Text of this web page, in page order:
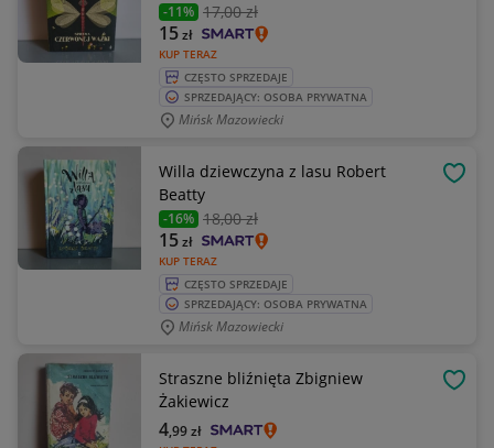
-11% 17,00 zł
KUP TERAZ
15zł
CZĘSTO SPRZEDAJE
SPRZEDAJĄCY: OSOBA PRYWATNA
Mińsk Mazowiecki
Willa dziewczyna z lasu Robert
Beatty
-16% 18,00 zł
KUP TERAZ
15zł
CZĘSTO SPRZEDAJE
SPRZEDAJĄCY: OSOBA PRYWATNA
Mińsk Mazowiecki
Straszne bliźnięta Zbigniew
Żakiewicz
4,99zł